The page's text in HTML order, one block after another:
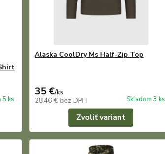
5 ks
Alaska CoolDry Ms Half-Zip Top
35 €/ks
28,46 € bez DPH Skladom 3 ks
Zvoliť variant